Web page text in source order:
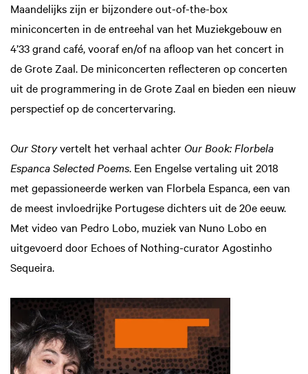
Maandelijks zijn er bijzondere out-of-the-box
miniconcerten in de entreehal van het Muziekgebouw en
4’33 grand café, vooraf en/of na afloop van het concert in
de Grote Zaal. De miniconcerten reflecteren op concerten
uit de programmering in de Grote Zaal en bieden een nieuw
perspectief op de concertervaring.
Our Storyvertelt het verhaal achter Our Book: Florbela
Espanca Selected Poems. Een Engelse vertaling uit 2018
met gepassioneerde werken van Florbela Espanca, een van
de meest invloedrijke Portugese dichters uit de 20e eeuw.
Met video van Pedro Lobo, muziek van Nuno Lobo en
uitgevoerd door Echoes of Nothing-curator Agostinho
Sequeira.